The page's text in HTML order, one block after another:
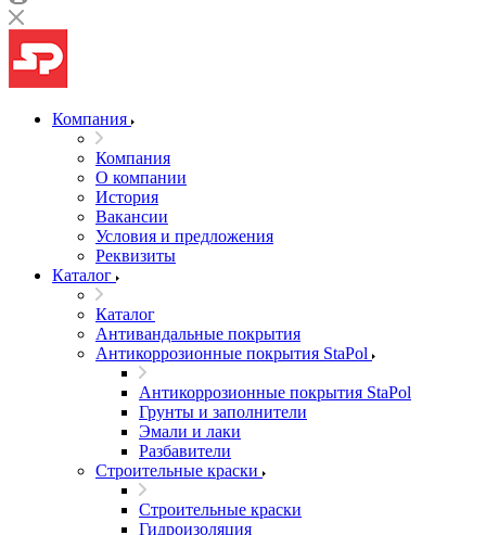
Компания
Компания
О компании
История
Вакансии
Условия и предложения
Реквизиты
Каталог
Каталог
Антивандальные покрытия
Антикоррозионные покрытия StaPol
Антикоррозионные покрытия StaPol
Грунты и заполнители
Эмали и лаки
Разбавители
Строительные краски
Строительные краски
Гидроизоляция